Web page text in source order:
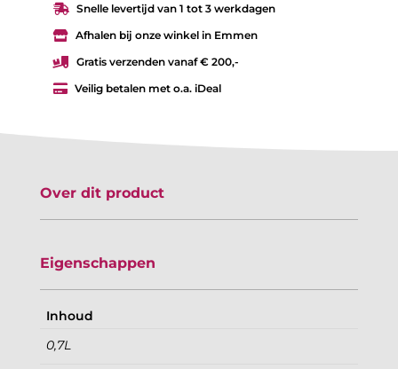
 Snelle levertijd van 1 tot 3 werkdagen
 Afhalen bij onze winkel in Emmen
 Gratis verzenden vanaf € 200,-
 Veilig betalen met o.a. iDeal
Over dit product
Eigenschappen
Inhoud
0,7L